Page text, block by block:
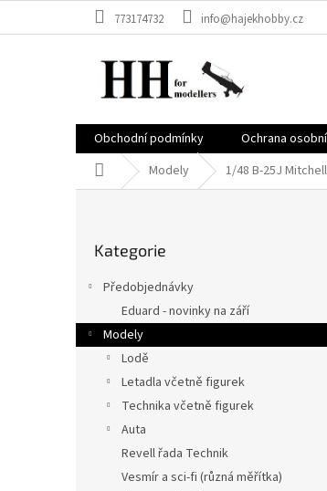
773174732 info@hajekhobby.cz
Obchodní podmínky Ochrana
Domů Modely 1/48 B-25J
n
kategorie
Kategorie
Předobjednávky
Eduard - novinky na září
Modely
Lodě
Letadla včetně figurek
Technika včetně figurek
Auta
Revell řada Technik
Vesmír a sci-fi (různá měřítka)